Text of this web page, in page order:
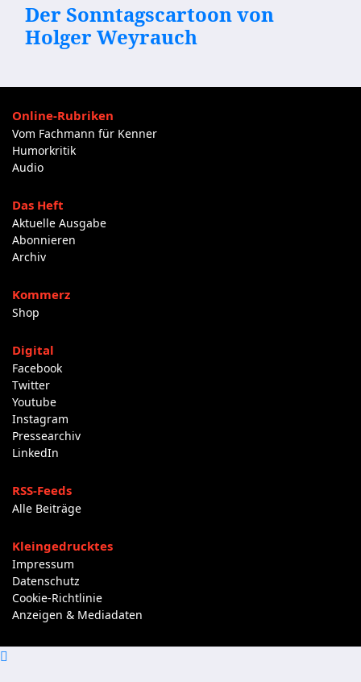
Der Sonntagscartoon von
Holger Weyrauch
Online-Rubriken
Vom Fachmann für Kenner
Humorkritik
Audio
Das Heft
Aktuelle Ausgabe
Abonnieren
Archiv
Kommerz
Shop
Digital
Facebook
Twitter
Youtube
Instagram
Pressearchiv
LinkedIn
RSS-Feeds
Alle Beiträge
Kleingedrucktes
Impressum
Datenschutz
Cookie-Richtlinie
Anzeigen & Mediadaten